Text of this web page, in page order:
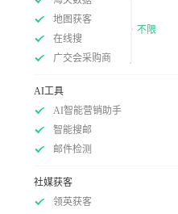
地图获客
在线搜
广交会采购商
不限
AI工具
AI智能营销助手
智能搜邮
邮件检测
社媒获客
领英获客